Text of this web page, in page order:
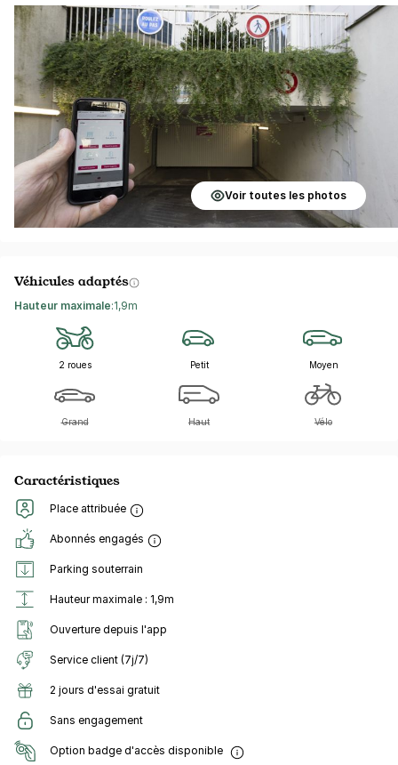
Voir toutes les photos
Véhicules adaptés
Hauteur maximale:1,9m
2 roues Petit Moyen
Grand Haut Vélo
Caractéristiques
Place attribuée
Abonnés engagés
Parking souterrain
Hauteur maximale : 1,9m
Ouverture depuis l'app
Service client (7j/7)
2 jours d'essai gratuit
Sans engagement
Option badge d'accès disponible